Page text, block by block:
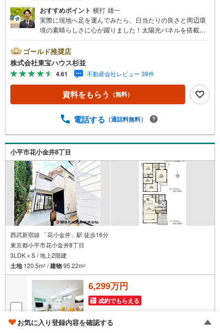
おすすめポイント 横打 雄一
実際に現地へ足を運んでみたら、日当たりの良さと周辺環
境の素晴らしさに心が躍りました！太陽光パネルを搭載し
に大型の収納が豊富にあり、住む人のことをトコトン考え
抜いた上質なお家だと肌で感じました。私たちが自信を持
っておすすめするこの住まいで、新しい家族の思い出を刻
みませんか？・未来を予測し人生設計から始まる「未来カ
レンダー」のご提案。・未来に起こるであろうご自宅リフ
ォームをオンライン上でご提案「ミラカレクラブ」。・不
ムステイジングサービス。・購入者様へ、税理士による確
ゴールド推奨店
株式会社東宝ハウス杉並
4.61 不動産会社レビュー 39件
資料をもらう （無料）
電話する （通話料無料）
小平市花小金井8丁目
西武新宿線 「花小金井」駅 徒歩16分
東京都小平市花小金井8丁目
3LDK＋S / 地上2階建
土地120.5m2 /建物95.22m2
6,299万円
成約でもらえる
お気に入り登録内容を確認する